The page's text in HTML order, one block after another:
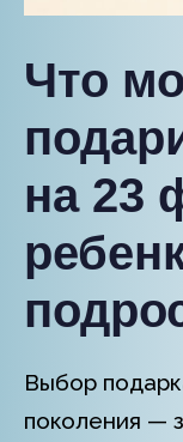
Что
на 23
Выбор
поколения —